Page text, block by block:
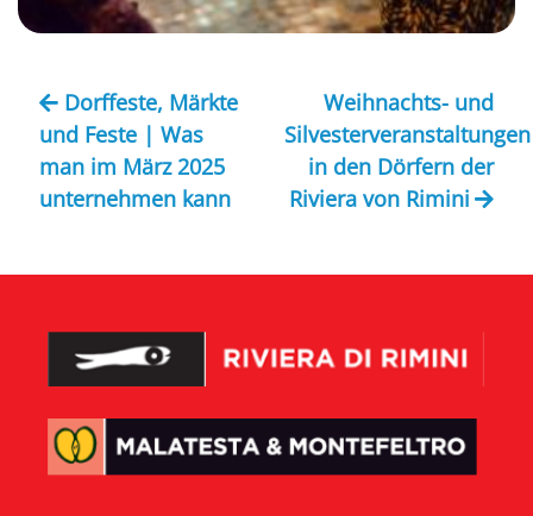
Dorffeste, Märkte
und Feste | Was
man im März 2025
unternehmen kann
Weihnachts- und
Silvesterveranstaltungen
in den Dörfern der
Riviera von Rimini